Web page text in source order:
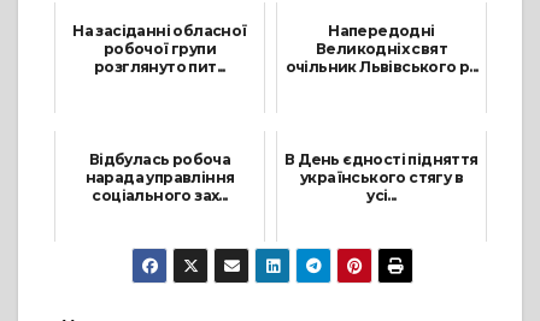
На засіданні обласної
робочої групи
розглянуто пит...
Напередодні
Великодніх свят
очільник Львівського р...
Відбулась робоча
нарада управління
соціального зах...
17 Червня, 2021
В День єдності підняття
українського стягу в
усі...
16 Лютого, 2022